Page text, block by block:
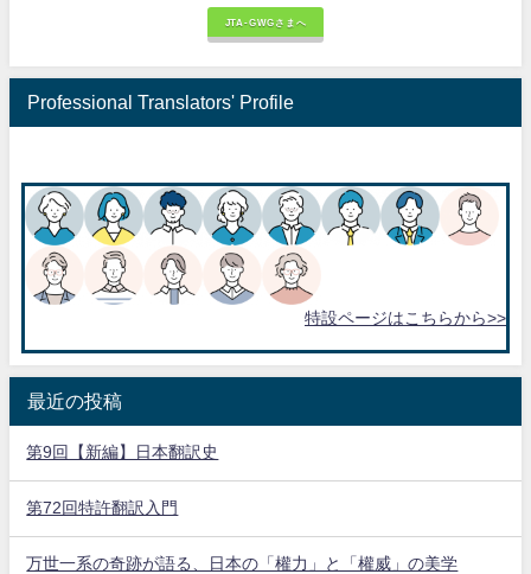
JTA-GWGさまへ
Professional Translators' Profile
特設ページはこちらから>>
最近の投稿
第9回【新編】日本翻訳史
第72回特許翻訳入門
万世一系の奇跡が語る、日本の「權力」と「權威」の美学